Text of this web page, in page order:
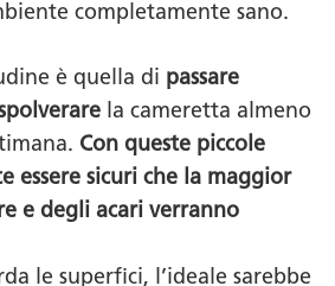
completamente sano.
è quella di passare
la cameretta almeno
Con queste piccole
essere sicuri che la maggior
e degli acari verranno
le superfici, l’ideale sarebbe